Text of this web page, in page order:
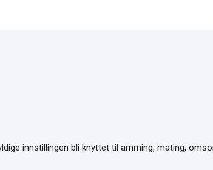
innstillingen bli knyttet til amming, mating,